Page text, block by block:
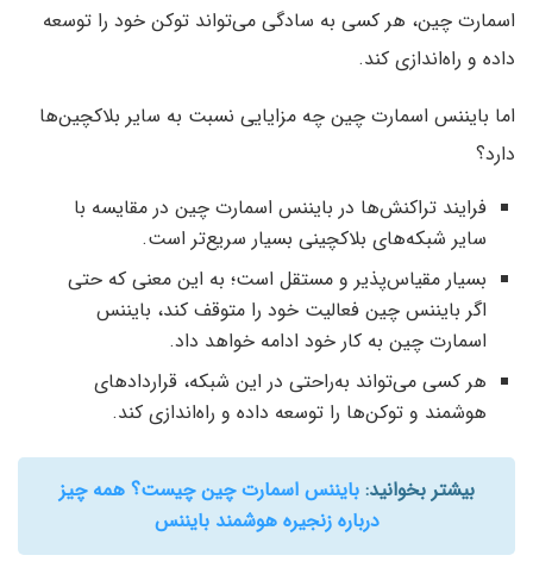
اسمارت چین، هر کسی به سادگی می‌تواند توکن خود را توسعه
داده و راه‌اندازی کند.
اما بایننس اسمارت چین چه مزایایی نسبت به سایر بلاکچین‌ها
دارد؟
فرایند تراکنش‌ها در بایننس اسمارت چین در مقایسه با
سایر شبکه‌های بلاکچینی بسیار سریع‌تر است.
بسیار مقیاس‌پذیر و مستقل است؛ به این معنی که حتی
اگر بایننس چین فعالیت خود را متوقف کند، بایننس
اسمارت چین به کار خود ادامه خواهد داد.
هر کسی می‌تواند به‌راحتی در این شبکه، قراردادهای
هوشمند و توکن‌ها را توسعه داده و راه‌اندازی کند.
بیشتر بخوانید:بایننس اسمارت چین چیست؟ همه چیز
درباره زنجیره هوشمند بایننس